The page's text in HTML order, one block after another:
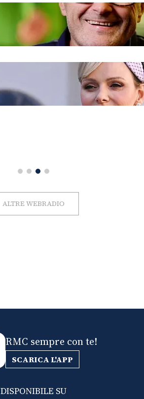
ALTRE WEBRADIO
RMC sempre con te!
SCARICA L'APP
DISPONIBILE SU